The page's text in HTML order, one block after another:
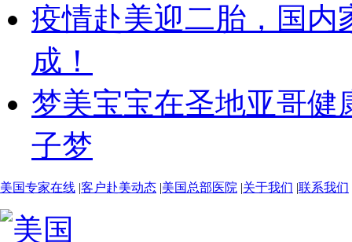
疫情赴美迎二胎，国内
成！
梦美宝宝在圣地亚哥健
子梦
美国专家在线 |客户赴美动态 |美国总部医院 |关于我们 |联系我们